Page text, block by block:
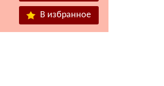
В избранное